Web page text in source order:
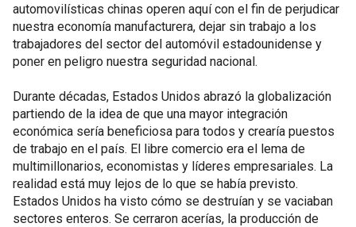
automovilísticas chinas operen aquí con el fin de perjudicar
nuestra economía manufacturera, dejar sin trabajo a los
trabajadores del sector del automóvil estadounidense y
poner en peligro nuestra seguridad nacional.
Durante décadas, Estados Unidos abrazó la globalización
partiendo de la idea de que una mayor integración
económica sería beneficiosa para todos y crearía puestos
de trabajo en el país. El libre comercio era el lema de
multimillonarios, economistas y líderes empresariales. La
realidad está muy lejos de lo que se había previsto.
Estados Unidos ha visto cómo se destruían y se vaciaban
sectores enteros. Se cerraron acerías, la producción de